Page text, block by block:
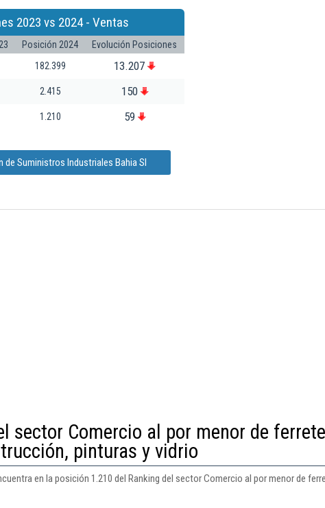
2023 vs 2024 - Ventas
Posición 2024
Evolución Posiciones
182.399 13.207
2.415 150
1.210 59
Suministros Industriales Bahia Sl
sector Comercio al por menor de
pinturas y vidrio
en la posición 1.210 del Ranking del sector Comercio al por menor de